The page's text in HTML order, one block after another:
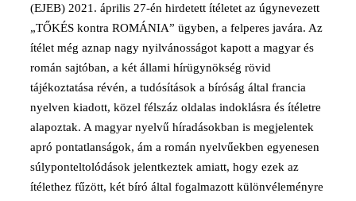
(EJEB) 2021. április 27-én hirdetett ítéletet az úgynevezett
„TŐKÉS kontra ROMÁNIA” ügyben, a felperes javára. Az
ítélet még aznap nagy nyilvánosságot kapott a magyar és
román sajtóban, a két állami hírügynökség rövid
tájékoztatása révén, a tudósítások a bíróság által francia
nyelven kiadott, közel félszáz oldalas indoklásra és ítéletre
alapoztak. A magyar nyelvű híradásokban is megjelentek
apró pontatlanságok, ám a román nyelvűekben egyenesen
súlyponteltolódások jelentkeztek amiatt, hogy ezek az
ítélethez fűzött, két bíró által fogalmazott különvéleményre